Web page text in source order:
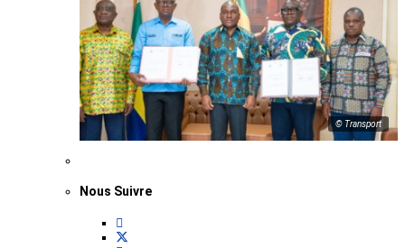
© Transport
Nous Suivre